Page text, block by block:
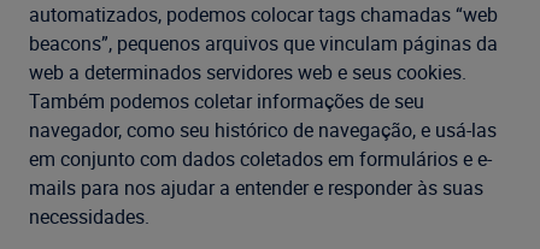
automatizados, podemos colocar tags chamadas “web
beacons”, pequenos arquivos que vinculam páginas da
web a determinados servidores web e seus cookies.
Também podemos coletar informações de seu
navegador, como seu histórico de navegação, e usá-las
em conjunto com dados coletados em formulários e e-
mails para nos ajudar a entender e responder às suas
necessidades.